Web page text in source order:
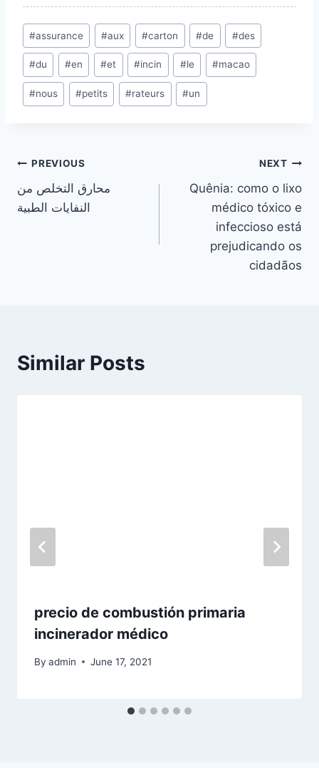
Post
Tags:
#assurance #aux #carton #de #des
#du #en #et #incin #le #macao
#nous #petits #rateurs #un
Post
navigation
PREVIOUS
محارق التخلص من
النفايات الطبية
NEXT
Quênia: como o lixo
médico tóxico e
infeccioso está
prejudicando os
cidadãos
Similar Posts
precio de combustión primaria
incinerador médico
By admin June 17, 2021